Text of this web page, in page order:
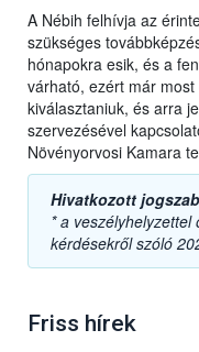
A Nébih felhívja az
szükséges
hónapokra esik, és a
várható, ezért már
kiválasztaniuk, és arra
szervezésével
Növényorvosi Kamara
Hivatkozott
* a
kérdésekről szóló
Friss hírek